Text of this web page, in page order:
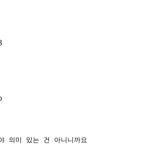
의미 있는 건 아니니까요